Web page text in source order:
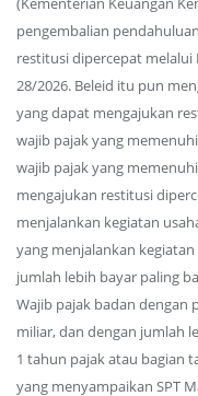
pengembalian
restitusi dipercepat melalui
28/2026. Beleid itu pun
yang dapat mengajukan
wajib pajak yang
wajib pajak yang
mengajukan restitusi
menjalankan kegiatan
yang menjalankan
jumlah lebih bayar paling
Wajib pajak badan dengan
miliar, dan dengan jumlah
1 tahun pajak atau bagian
yang menyampaikan SPT